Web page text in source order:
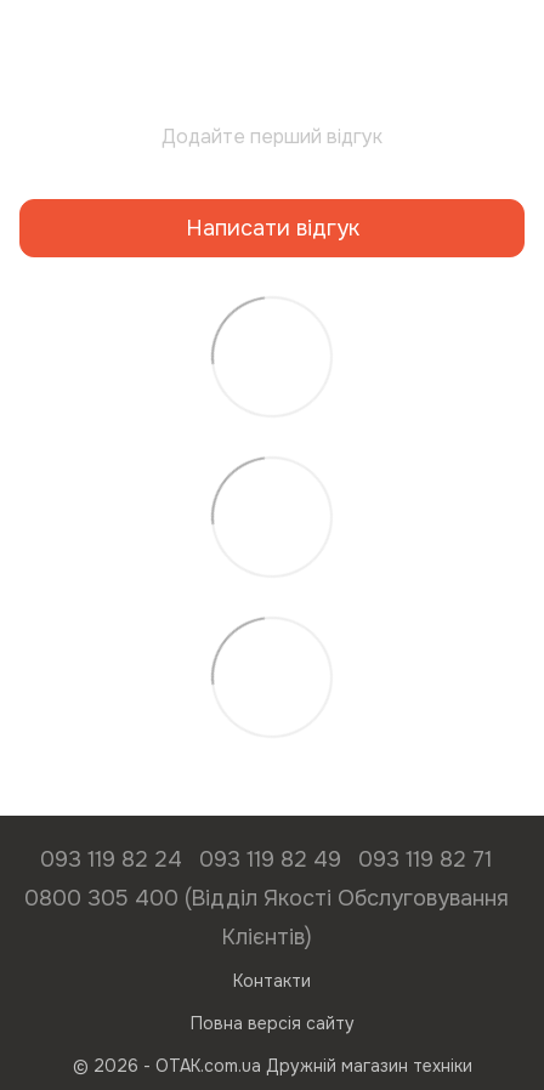
Додайте перший відгук
Написати відгук
093 119 82 24 093 119 82 49
093 119 82 71
0800 305 400 (Відділ Якості Обслуговування
Клієнтів)
Контакти
Повна версія сайту
© 2026 - ОТАК.com.ua Дружній магазин техніки